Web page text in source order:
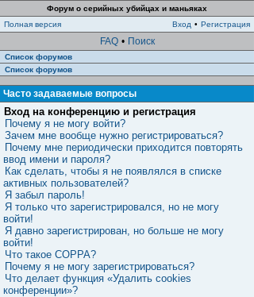
Форум о серийных убийцах и маньяках
Полная версия
Вход • Регистрация
FAQ • Поиск
Список форумов
Список форумов
Часто задаваемые вопросы
Вход на конференцию и регистрация
Почему я не могу войти?
Зачем мне вообще нужно регистрироваться?
Почему мне периодически приходится повторять
ввод имени и пароля?
Как сделать, чтобы я не появлялся в списке
активных пользователей?
Я забыл пароль!
Я только что зарегистрировался, но не могу
войти!
Я давно зарегистрирован, но больше не могу
войти!
Что такое COPPA?
Почему я не могу зарегистрироваться?
Что делает функция «Удалить cookies
конференции»?